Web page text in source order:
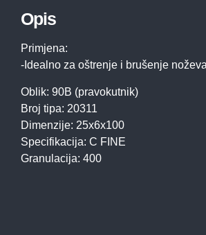
Opis
Primjena:
-Idealno za oštrenje i brušenje
Oblik: 90B (pravokutnik)
Broj tipa: 20311
Dimenzije: 25x6x100
Specifikacija: C FINE
Granulacija: 400